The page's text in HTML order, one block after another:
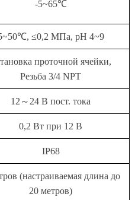
-5~65℃
≤0,2 МПа, pH 4~9
проточной ячейки,
Резьба 3/4 NPT
12～24 В пост. тока
0,2 Вт при 12 В
IP68
(настраиваемая длина до
20 метров)